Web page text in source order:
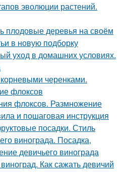
эволюции растений.
плодовые деревья на своём
в новую подборку
уход в домашних условиях.
черенками.
флоксов
флоксов. Размножение
и пошаговая инструкция
посадки. Стиль
винограда. Посадка,
девичьего винограда
Как сажать девичий